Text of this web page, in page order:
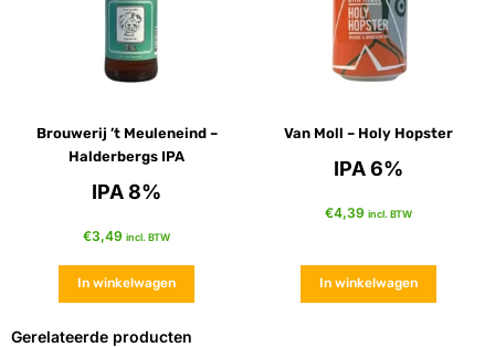
Brouwerij ’t Meuleneind –
Halderbergs IPA
IPA 8%
€3,49 incl. BTW
In winkelwagen
Van Moll – Holy Hopster
IPA 6%
€4,39 incl. BTW
In winkelwagen
Gerelateerde producten